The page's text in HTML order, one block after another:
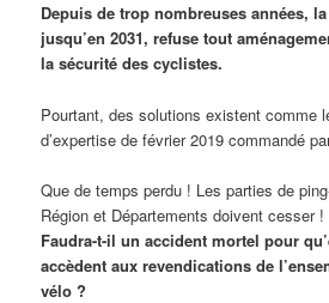
Depuis de trop nombreuses années,
jusqu’en 2031, refuse tout
la sécurité des cyclistes.
Pourtant, des solutions existent comme
d’expertise de février 2019 commandé
Que de temps perdu ! Les parties de
Région et Départements doivent cesser !
Faudra-t-il un accident mortel pour
accèdent aux revendications de
vélo ?